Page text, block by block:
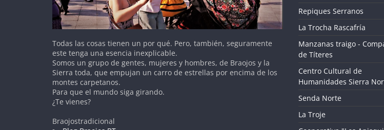
Todas las cosas tienen un por qué. Pero, también, seguramente
este tenga una esencia inexplicable.
Somos un grupo de gentes, mujeres y hombres, de Braojos y la
Sierra toda, que empujan un carro de estrellas por encima de los
montes carpetanos.
Para que el mundo siga girando.
¿Te vienes?
Braojostradicional
Repiques Serranos
La Trocha Rascafría
Manzanas traigo -
de Títeres
Centro Cultural de
Humanidades Sierra
Senda Norte
La Troje